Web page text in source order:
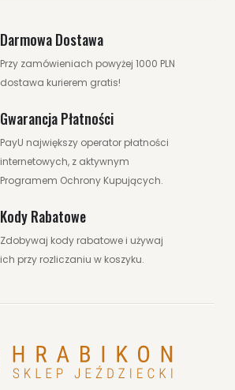
Darmowa Dostawa
Przy zamówieniach powyżej 1000 PLN
dostawa kurierem gratis!
Gwarancja Płatności
PayU największy operator płatności
internetowych, z aktywnym
Programem Ochrony Kupujących.
Kody Rabatowe
Zdobywaj kody rabatowe i używaj
ich przy rozliczaniu w koszyku.